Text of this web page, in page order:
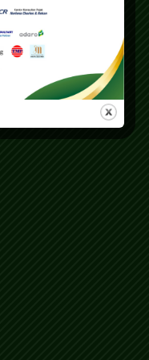
5 Cipete Utara,